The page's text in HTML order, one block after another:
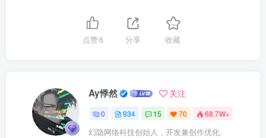
点赞6 分享 收藏
Ay悸然 关注
0 934 15 70 68.7W+
幻隐网络科技创始人，开发兼创作优化.